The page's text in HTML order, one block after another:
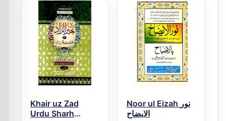
Khair uz Zad
Urdu Sharh
Noor ul Eizah نور
الایضاح